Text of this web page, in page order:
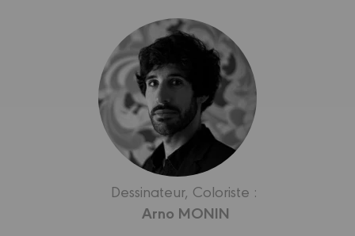
Dessinateur, Coloriste :
Arno MONIN